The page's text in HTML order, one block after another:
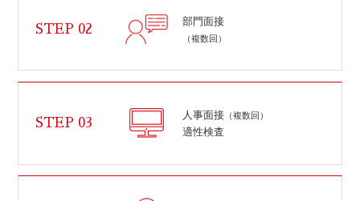
STEP 02
部門面接
（複数回）
STEP 03
人事面接 （複数回）
適性検査